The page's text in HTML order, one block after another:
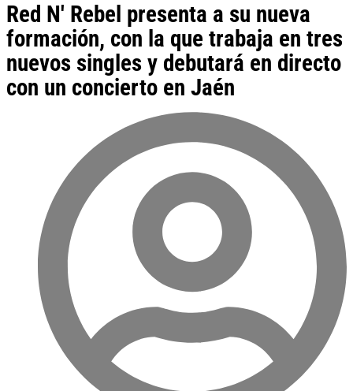
Red N' Rebel presenta a su nueva
formación, con la que trabaja en tres
nuevos singles y debutará en directo
con un concierto en Jaén